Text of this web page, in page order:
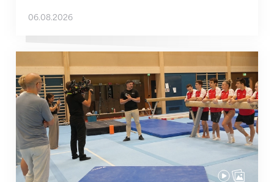
06.08.2026
En route pour Zagreb avec des objectifs clairs